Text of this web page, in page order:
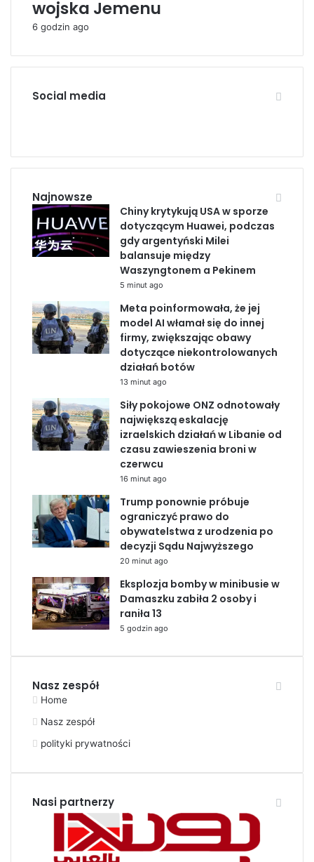
k
l
a
e
„
wojska Jemenu
6 godzin ago
Social media
b
o
o
k
e
d
I
n
u
b
Najnowsze
Chiny krytykują USA w sporze
dotyczącym Huawei, podczas
gdy argentyński Milei
balansuje między
Waszyngtonem a Pekinem
5 minut ago
Meta poinformowała, że jej
model AI włamał się do innej
firmy, zwiększając obawy
dotyczące niekontrolowanych
działań botów
13 minut ago
Siły pokojowe ONZ odnotowały
największą eskalację
izraelskich działań w Libanie od
czasu zawieszenia broni w
czerwcu
16 minut ago
Trump ponownie próbuje
ograniczyć prawo do
obywatelstwa z urodzenia po
decyzji Sądu Najwyższego
20 minut ago
Eksplozja bomby w minibusie w
Damaszku zabiła 2 osoby i
raniła 13
5 godzin ago
Nasz zespół
Home
Nasz zespół
polityki prywatności
Nasi partnerzy